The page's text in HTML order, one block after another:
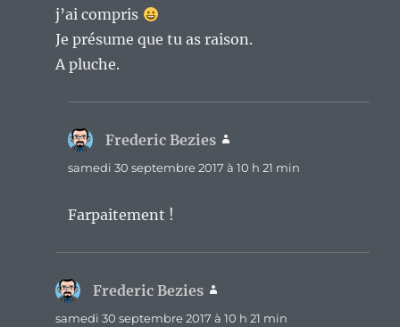
j’ai compris
Je présume que tu as raison.
A pluche.
Frederic Bezies
samedi 30 septembre 2017 à 10 h 21 min
Farpaitement !
Frederic Bezies
samedi 30 septembre 2017 à 10 h 21 min